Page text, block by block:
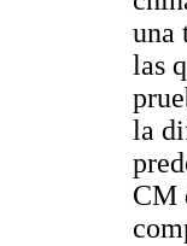
una
las
la
CM